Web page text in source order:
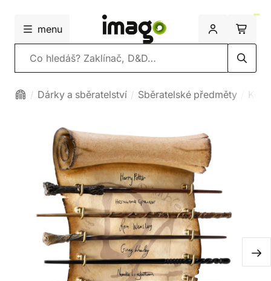
menu
Vyhledávání
Dárky a sběratelství Sběratelské předměty